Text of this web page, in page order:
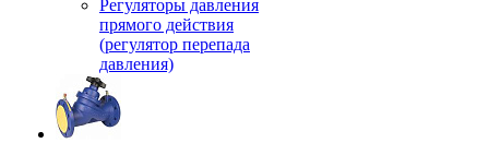
Регуляторы давления
прямого действия
(регулятор перепада
давления)